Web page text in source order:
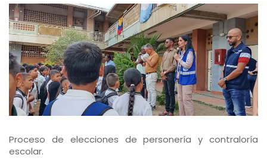
Proceso de elecciones de personería y contraloría
escolar.